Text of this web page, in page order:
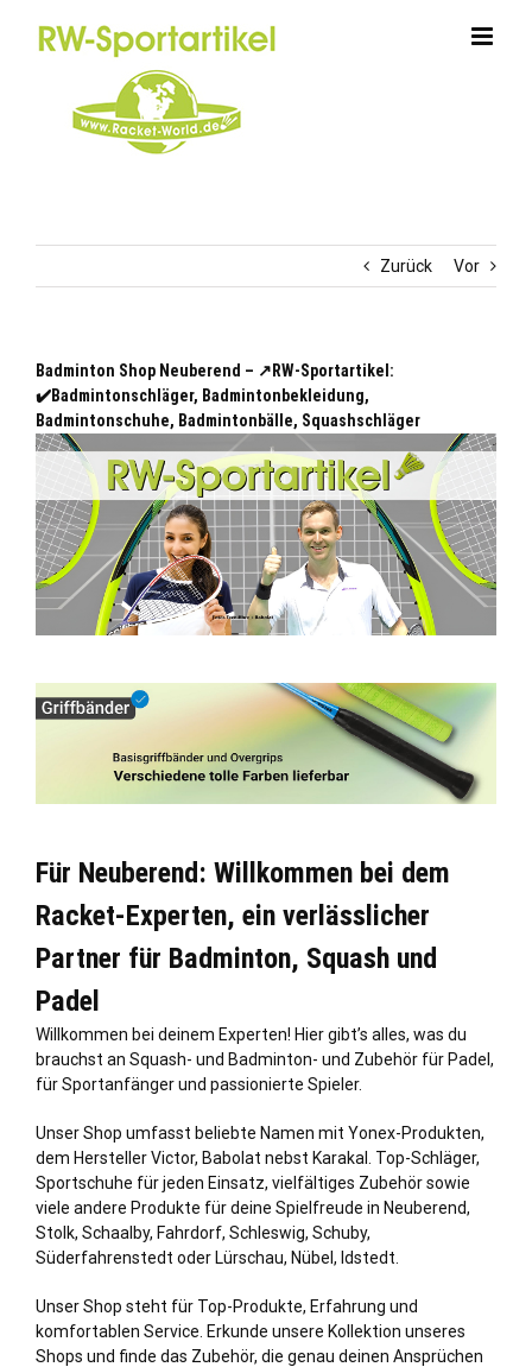
Zurück Vor
Badminton Shop Neuberend – ↗️RW-Sportartikel:
✔️Badmintonschläger, Badmintonbekleidung,
Badmintonschuhe, Badmintonbälle, Squashschläger
Für Neuberend: Willkommen bei dem
Racket-Experten, ein verlässlicher
Partner für Badminton, Squash und
Padel
Willkommen bei deinem Experten! Hier gibt’s alles, was du
brauchst an Squash- und Badminton- und Zubehör für Padel,
für Sportanfänger und passionierte Spieler.
Unser Shop umfasst beliebte Namen mit Yonex-Produkten,
dem Hersteller Victor, Babolat nebst Karakal. Top-Schläger,
Sportschuhe für jeden Einsatz, vielfältiges Zubehör sowie
viele andere Produkte für deine Spielfreude in Neuberend,
Stolk, Schaalby, Fahrdorf, Schleswig, Schuby,
Süderfahrenstedt oder Lürschau, Nübel , Idstedt
Unser Shop steht für Top-Produkte, Erfahrung und
komfortablen Service. Erkunde unsere Kollektion unseres
Shops und finde das Zubehör, die genau deinen Ansprüchen